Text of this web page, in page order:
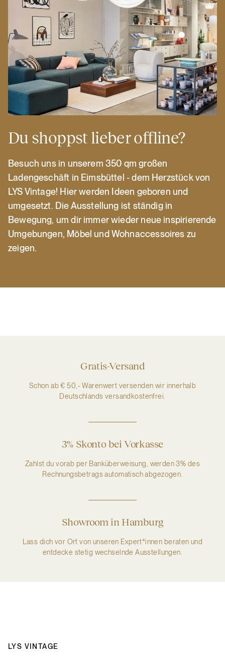
Du shoppst lieber offline?
Besuch uns in unserem 350 qm großen
Ladengeschäft in Eimsbüttel - dem Herzstück von
LYS Vintage! Hier werden Ideen geboren und
umgesetzt. Die Ausstellung ist ständig in
Bewegung, um dir immer wieder neue inspirierende
Umgebungen, Möbel und Wohnaccessoires zu
zeigen.
Gratis-Versand
Schon ab € 50,- Warenwert versenden wir innerhalb
Deutschlands versandkostenfrei.
3% Skonto bei Vorkasse
Zahlst du vorab per Banküberweisung, werden 3% des
Rechnungsbetrags automatisch abgezogen.
Showroom in Hamburg
Lass dich vor Ort von unseren Expert*innen beraten und
entdecke stetig wechselnde Ausstellungen.
LYS VINTAGE